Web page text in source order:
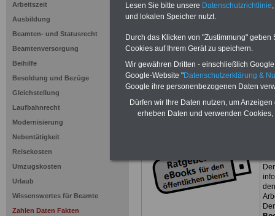
Arbeitszeit
Ausbildung
Beamten- und Statusrecht
Beamtenversorgung
Beihilfe
Besoldung und Bezüge
Gleichstellung
Laufbahnrecht
Modernisierung
Nebentätigkeit
Reisekosten
Umzugskosten
Urlaub
Wissenswertes für Beamte
Zahlen Daten Fakten
Zur Übersicht
Zahlen, Daten
Beamten und
Dienst
Lesen Sie bitte unsere Datenschutzrichtlinie
und lokalen Speicher nutzt.
Durch das Klicken von "Zustimmung"
Cookies auf Ihrem Gerät zu speichern.
Wir gewähren Dritten - einschließlich
Google-Website "Datenschutzerklärung &
Google ihre personenbezogenen Daten
Dürfen wir Ihre Daten nutzen, um
erheben Daten und verwenden